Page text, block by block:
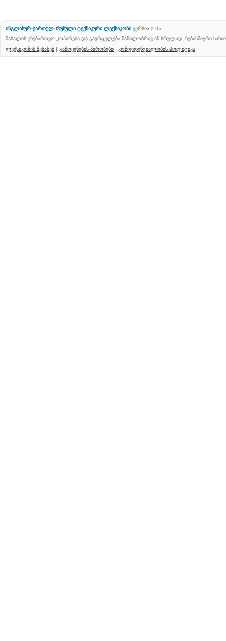
ინგლისურ-ქართულ-რუსული ტექნიკური ლექსიკონი ვერსია 2.0b
მასალის უნებართვო კოპირება და გავრცელება ნაწილობრივ ან სრულად, ნებისმიერი
ლექსიკონის შესახებ | გამოყენების პირობები | კონფიდენციალობის პოლიტიკა